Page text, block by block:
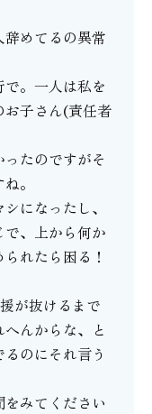
めてるの異常
。一人は私を
お子さん(責任者
たのですがそ
。
になったし、
、上から何か
れたら困る！
が抜けるまで
んからな、と
のにそれ言う
みてください